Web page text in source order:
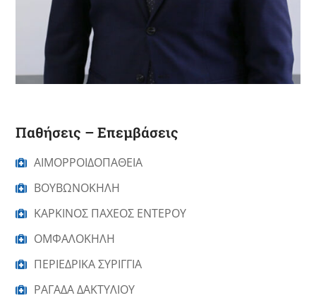
Παθήσεις – Επεμβάσεις
ΑΙΜΟΡΡΟΙΔΟΠΑΘΕΙΑ
ΒΟΥΒΩΝΟΚΗΛΗ
ΚΑΡΚΙΝΟΣ ΠΑΧΕΟΣ ΕΝΤΕΡΟΥ
ΟΜΦΑΛΟΚΗΛΗ
ΠΕΡΙΕΔΡΙΚΑ ΣΥΡΙΓΓΙΑ
ΡΑΓΑΔΑ ΔΑΚΤΥΛΙΟΥ